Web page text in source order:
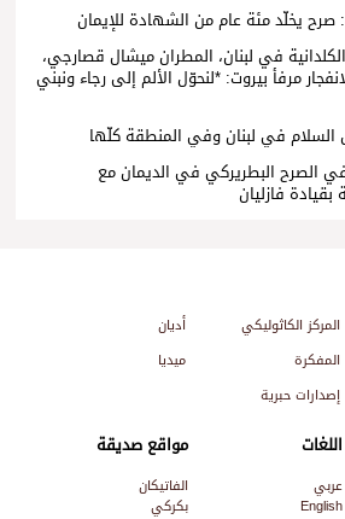
يخلّد مئة عام من الشهادة للإيمان
في لبنان، المطران ميشال قصارجي،
مرفأ بيروت: *لنحوّل الألم إلى رجاء ونبني
السلام في لبنان وفي المنطقة كلّها
الصرح البطريركي في الديمان مع
بقيادة فازليان
المركز الكاثوليكي
أديان
المفكرة
ميديا
إصدارات حبرية
اللغات
عربي
English
مواقع صديقة
الفاتيكان
بكركي